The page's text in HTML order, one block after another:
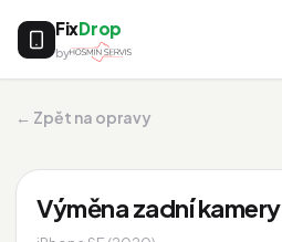
FixDrop
by
← Zpět na opravy
Výměna zadní kamery